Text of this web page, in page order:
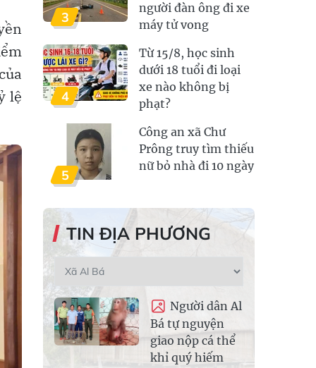
lệ
3
người đàn ông đi xe
máy tử vong
4
Từ 15/8, học sinh
dưới 18 tuổi đi loại
xe nào không bị
phạt?
5
Công an xã Chư
Prông truy tìm thiếu
nữ bỏ nhà đi 10 ngày
TIN ĐỊA PHƯƠNG
Người dân Al
Bá tự nguyện
giao nộp cá thể
khỉ quý hiếm